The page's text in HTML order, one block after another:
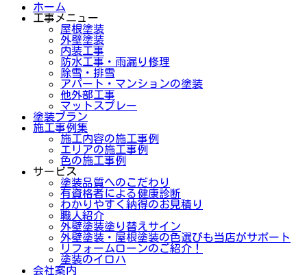
ホーム
工事メニュー
屋根塗装
外壁塗装
内装工事
防水工事・雨漏り修理
除雪・排雪
アパート・マンションの塗装
他外部工事
マットスプレー
塗装プラン
施工事例集
施工内容の施工事例
エリアの施工事例
色の施工事例
サービス
塗装品質へのこだわり
有資格者による健康診断
わかりやすく納得のお見積り
職人紹介
外壁塗装塗り替えサイン
外壁塗装・屋根塗装の色選びも当店がサポート
リフォームローンのご紹介！
塗装のイロハ
会社案内